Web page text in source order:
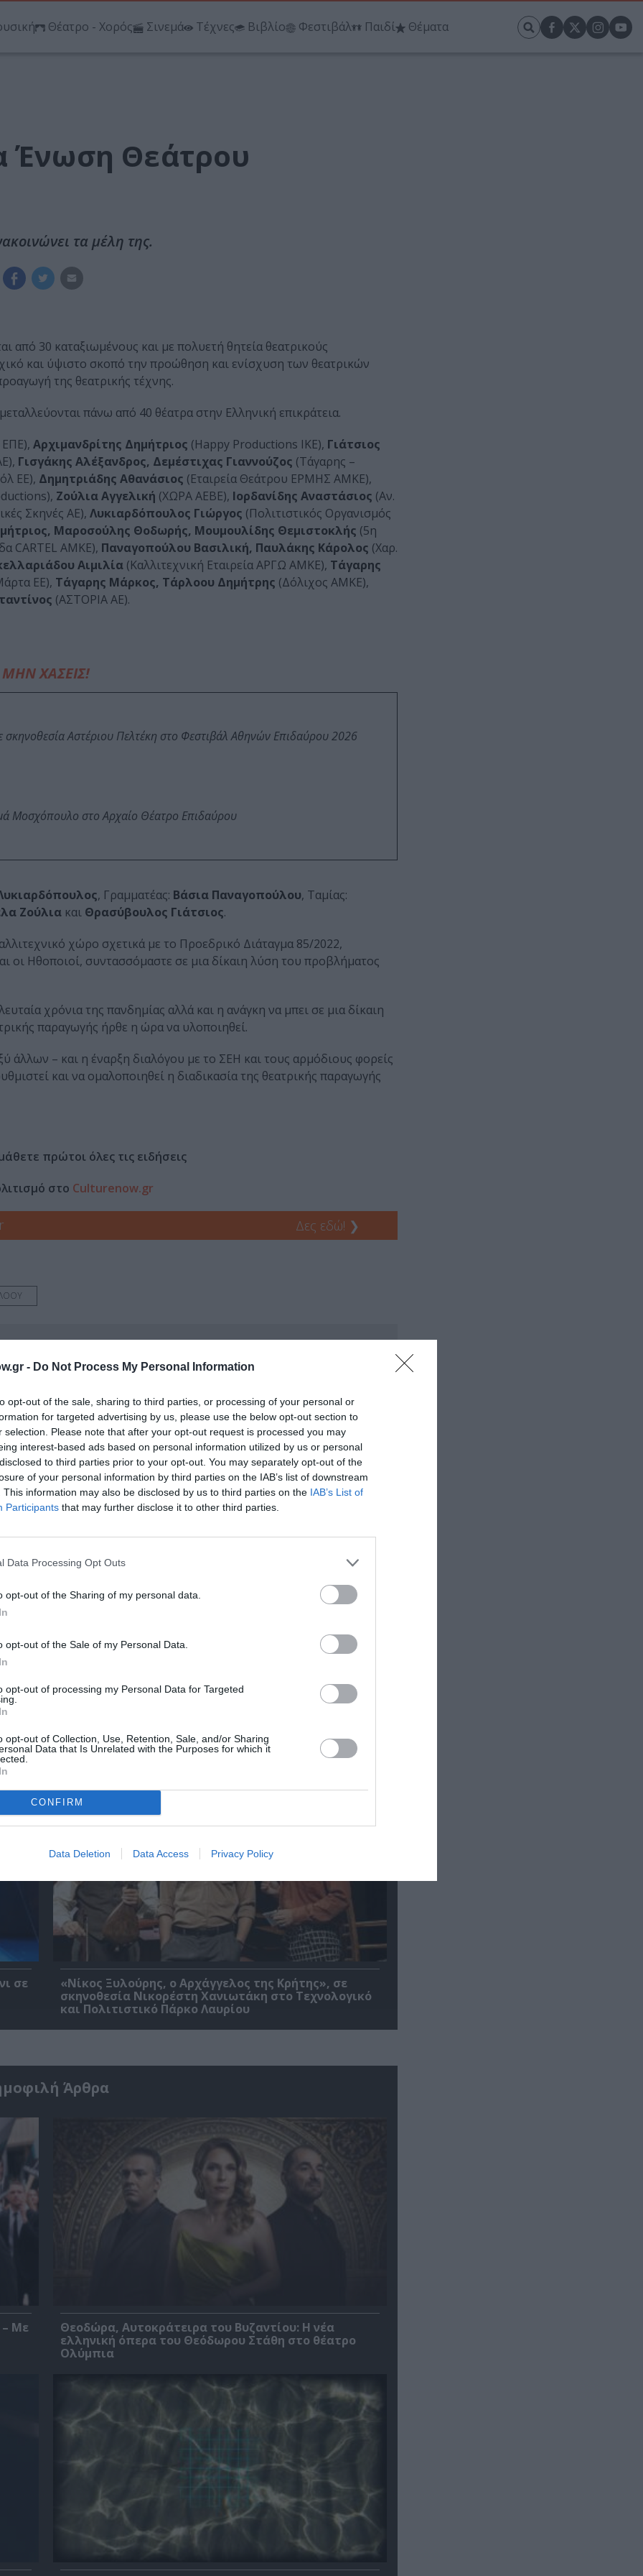
- Do Not Process My Personal Information
opt-out of the sale, sharing to third parties, or processing of your personal or
for targeted advertising by us, please use the below opt-out section to
selection. Please note that after your opt-out request is processed you may
interest-based ads based on personal information utilized by us or personal
to third parties prior to your opt-out. You may separately opt-out of the
of your personal information by third parties on the IAB’s list of downstream
This information may also be disclosed by us to third parties on the IAB’s List of
Participants that may further disclose it to other third parties.
Data Processing Opt Outs
opt-out of the Sharing of my personal data.
opt-out of the Sale of my Personal Data.
opt-out of processing my Personal Data for Targeted
opt-out of Collection, Use, Retention, Sale, and/or Sharing
Data that Is Unrelated with the Purposes for which it
CONFIRM
Data Deletion Data Access Privacy Policy
Θέατρο - Χορός Σινεμά Τέχνες Βιβλίο Φεστιβάλ Παιδί Θέματα
Ένωση Θεάτρου
τα μέλη της.
από 30 καταξιωμένους και με πολυετή θητεία θεατρικούς
και ύψιστο σκοπό την προώθηση και ενίσχυση των θεατρικών
της θεατρικής τέχνης.
πάνω από 40 θέατρα στην Ελληνική επικράτεια.
Αρχιμανδρίτης Δημήτριος (Happy Productions IKE), Γιάτσιος
Γισγάκης Αλέξανδρος, Δεμέστιχας Γιαννούζος (Τάγαρης –
ΕΕ), Δημητριάδης Αθανάσιος (Εταιρεία Θεάτρου ΕΡΜΗΣ ΑΜΚΕ),
Ζούλια Αγγελική (ΧΩΡΑ ΑΕΒΕ), Ιορδανίδης Αναστάσιος (Αν.
Σκηνές ΑΕ), Λυκιαρδόπουλος Γιώργος (Πολιτιστικός Οργανισμός
Μαροσούλης Θοδωρής, Μουμουλίδης Θεμιστοκλής (5η
CARTEL ΑΜΚΕ), Παναγοπούλου Βασιλική, Παυλάκης Κάρολος (Χαρ.
Αιμιλία (Καλλιτεχνική Εταιρεία ΑΡΓΩ ΑΜΚΕ), Τάγαρης
ΕΕ), Τάγαρης Μάρκος, Τάρλοου Δημήτρης (Δόλιχος ΑΜΚΕ),
(ΑΣΤΟΡΙΑ ΑΕ).
ΜΗΝ ΧΑΣΕΙΣ!
σκηνοθεσία Αστέριου Πελτέκη στο Φεστιβάλ Αθηνών Επιδαύρου 2026
Μοσχόπουλο στο Αρχαίο Θέατρο Επιδαύρου
, Γραμματέας: Βάσια Παναγοπούλου, Ταμίας:
Ζούλια και Θρασύβουλος Γιάτσιος.
χώρο σχετικά με το Προεδρικό Διάταγμα 85/2022,
οι Ηθοποιοί, συντασσόμαστε σε μια δίκαιη λύση του προβλήματος
χρόνια της πανδημίας αλλά και η ανάγκη να μπει σε μια δίκαιη
παραγωγής ήρθε η ώρα να υλοποιηθεί.
άλλων – και η έναρξη διαλόγου με το ΣΕΗ και τους αρμόδιους φορείς
και να ομαλοποιηθεί η διαδικασία της θεατρικής παραγωγής
πρώτοι όλες τις ειδήσεις
στο Culturenow.gr
Δες εδώ! ❯
και τον Πολιτισμό!
το Culturenow.gr
Άρθρα
«DEADLIFT. Άρση θανάτου», της Βαλέριας
Δημητριάδου στο Θέατρο Εμπορικόν
σε
«Νίκος Ξυλούρης, ο Αρχάγγελος της Κρήτης», σε
σκηνοθεσία Νικορέστη Χανιωτάκη στο Τεχνολογικό
και Πολιτιστικό Πάρκο Λαυρίου
Άρθρα
– Με
Θεοδώρα, Αυτοκράτειρα του Βυζαντίου: Η νέα
ελληνική όπερα του Θεόδωρου Στάθη στο θέατρο
Ολύμπια